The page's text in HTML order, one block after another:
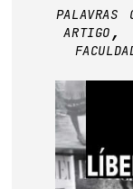
palavras
artigo,